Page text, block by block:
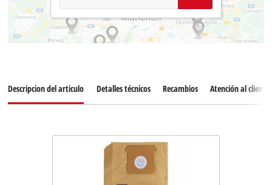
Descripcion del articulo Detalles técnicos Recambios Atención al cliente